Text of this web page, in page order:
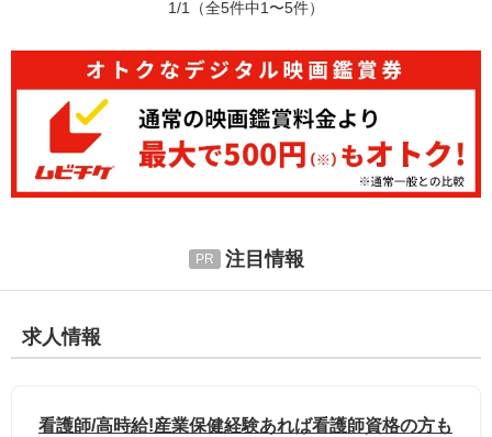
1/1 （全5件中1〜5件）
注目情報
求人情報
看護師/高時給!産業保健経験あれば看護師資格の方も